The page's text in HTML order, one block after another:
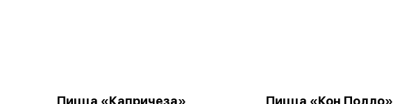
Пицца «Капричеза» Пицца «Кон Полло»